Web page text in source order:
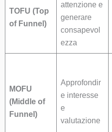
TOFU (Top
of Funnel)
attenzione e
generare
consapevol
ezza
MOFU
(Middle of
Funnel)
Approfondir
e interesse
e
valutazione